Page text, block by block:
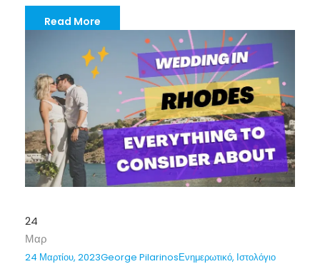
Read More
24
Μαρ
24 Μαρτίου, 2023George PilarinosΕνημερωτικό, Ιστολόγιο